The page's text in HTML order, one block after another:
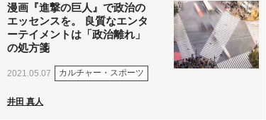
漫画『進撃の巨人』で政治の
エッセンスを。 良質なエンタ
ーテイメントは「政治離れ」
の処方箋
2021.05.07 カルチャー・スポーツ
井田 真人